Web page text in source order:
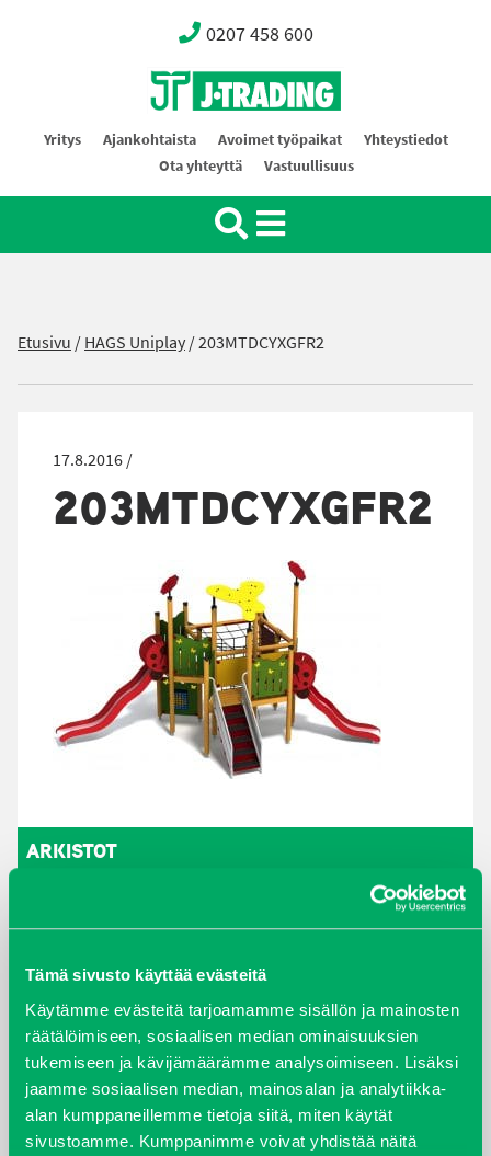
Tämä sivusto käyttää evästeitä
Käytämme evästeitä tarjoamamme sisällön ja mainosten
räätälöimiseen, sosiaalisen median ominaisuuksien
tukemiseen ja kävijämäärämme analysoimiseen. Lisäksi
jaamme sosiaalisen median, mainosalan ja analytiikka-
alan kumppaneillemme tietoja siitä, miten käytät
sivustoamme. Kumppanimme voivat yhdistää näitä
0207 458 600
Oy J-Trading Ab
Yritys Ajankohtaista Avoimet työpaikat
Yhteystiedot
Ota yhteyttä
Vastuullisuus
Etusivu /HAGS Uniplay/203MTDCYXGFR2
17.8.2016 /
203MTDCYXGFR2
ARKISTOT
syyskuu 2023
joulukuu 2022
huhtikuu 2022